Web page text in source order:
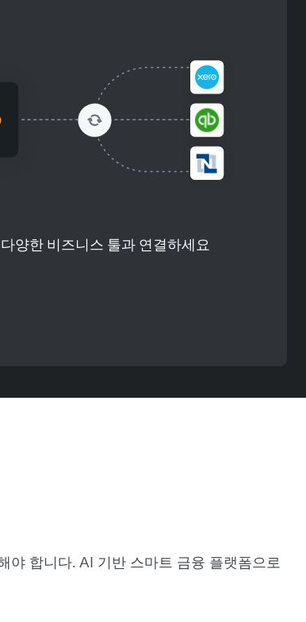
양한 비즈니스 툴과 연결하세요
야 합니다. AI 기반 스마트 금융 플랫폼으로